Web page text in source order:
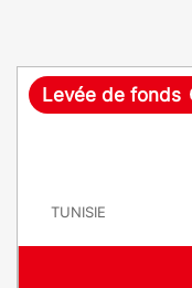
R
ê
Levée de fonds